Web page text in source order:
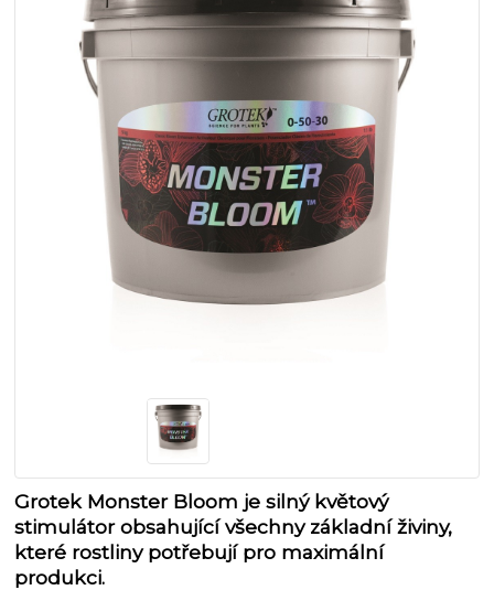
Grotek Monster Bloom je silný květový
stimulátor obsahující všechny základní živiny,
které rostliny potřebují pro maximální
produkci.